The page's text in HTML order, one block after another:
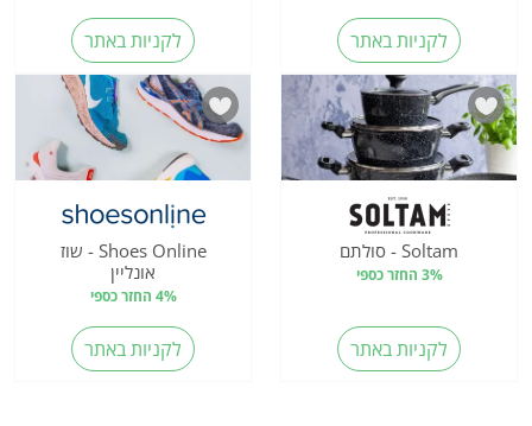
לקניות באתר לקניות באתר
Soltam - סולתם
3% החזר כספי
לקניות באתר
Shoes Online - שוז
אונליין
4% החזר כספי
לקניות באתר